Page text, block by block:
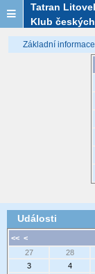
Tatran Litovel
Klub českých
Základní informace
Události
<< <
27
28
3
4